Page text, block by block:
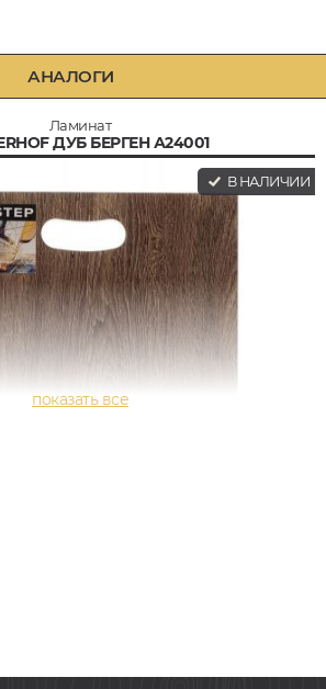
АНАЛОГИ
Ламинат
ДУБ БЕРГЕН А24001
В НАЛИЧИИ